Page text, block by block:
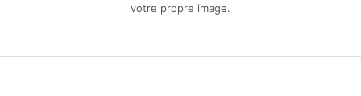
votre propre image.